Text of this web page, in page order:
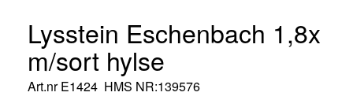
Lysstein Eschenbach 1,8x
m/sort hylse
Art.nrE1424 HMS NR:139576